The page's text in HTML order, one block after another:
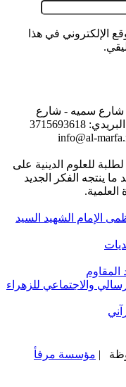
الإلكتروني في هذا
- شارع سميه - شارع
شهيدين (عباس آباد)- بناء رقم 18 - الرمز البريدي: 3715693618
للعلوم الدينية على
ينتجه الفكر الجديد
مؤسسة مرفأ